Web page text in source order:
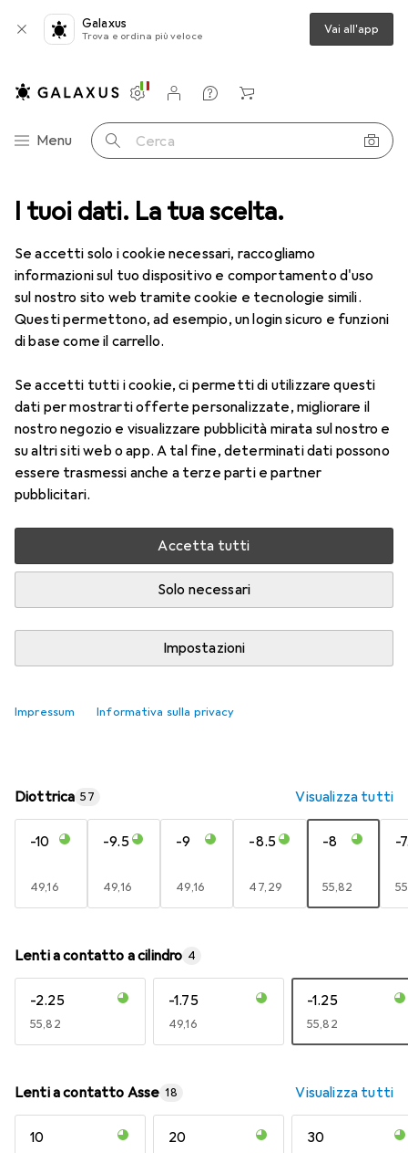
I tuoi dati. La tua scelta.
Se accetti solo i cookie necessari, raccogliamo
informazioni sul tuo dispositivo e comportamento d'uso
sul nostro sito web tramite cookie e tecnologie simili.
Questi permettono, ad esempio, un login sicuro e funzioni
di base come il carrello.
Se accetti tutti i cookie, ci permetti di utilizzare questi
dati per mostrarti offerte personalizzate, migliorare il
nostro negozio e visualizzare pubblicità mirata sul nostro e
su altri siti web o app. A tal fine, determinati dati possono
essere trasmessi anche a terze parti e partner
pubblicitari.
Accetta tutti
Solo necessari
Impostazioni
Impressum Informativa sulla privacy
Galaxus
Trova e ordina più veloce Vai all'app
Categoria Navigazione
Menu Cerca
Impostazioni
Conto cliente
Liste di confronto
Liste dei desideri
Carrello
Lenti a contatto Air Optix plus HydraGlyde for Astigmatism
1 Immagine
Air Optix plus HydraGlyde for
-8, Obiettivo mensile, 6 pz., Torico
Prezzo in EUR IVA incl.
EUR
55,82 EUR
9,31/1pz.
Consegna tra lun, 17/8 e mer, 19/8
Più di 10 pezzi in stock presso il fornitore
Aggiungi al carrello
Diottrica 57 Visualizza tutti
-10
EUR
49,16
-9.5
EUR
49,16
-9
EUR
49,16
-8.5
EUR
47,29
-8
EUR
55,82
-
Lenti a contatto a cilindro 4
-2.25
EUR
55,82
-1.75
EUR
49,16
-1.25
EUR
55,82
Lenti a contatto Asse 18 Visualizza tutti
10 20 30